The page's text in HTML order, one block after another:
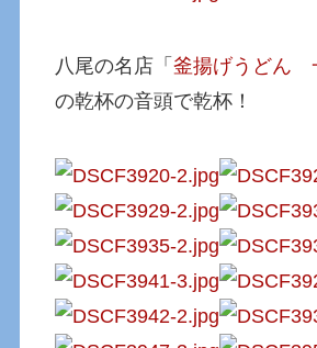
八尾の名店「釜揚げうどん
の乾杯の音頭で乾杯！